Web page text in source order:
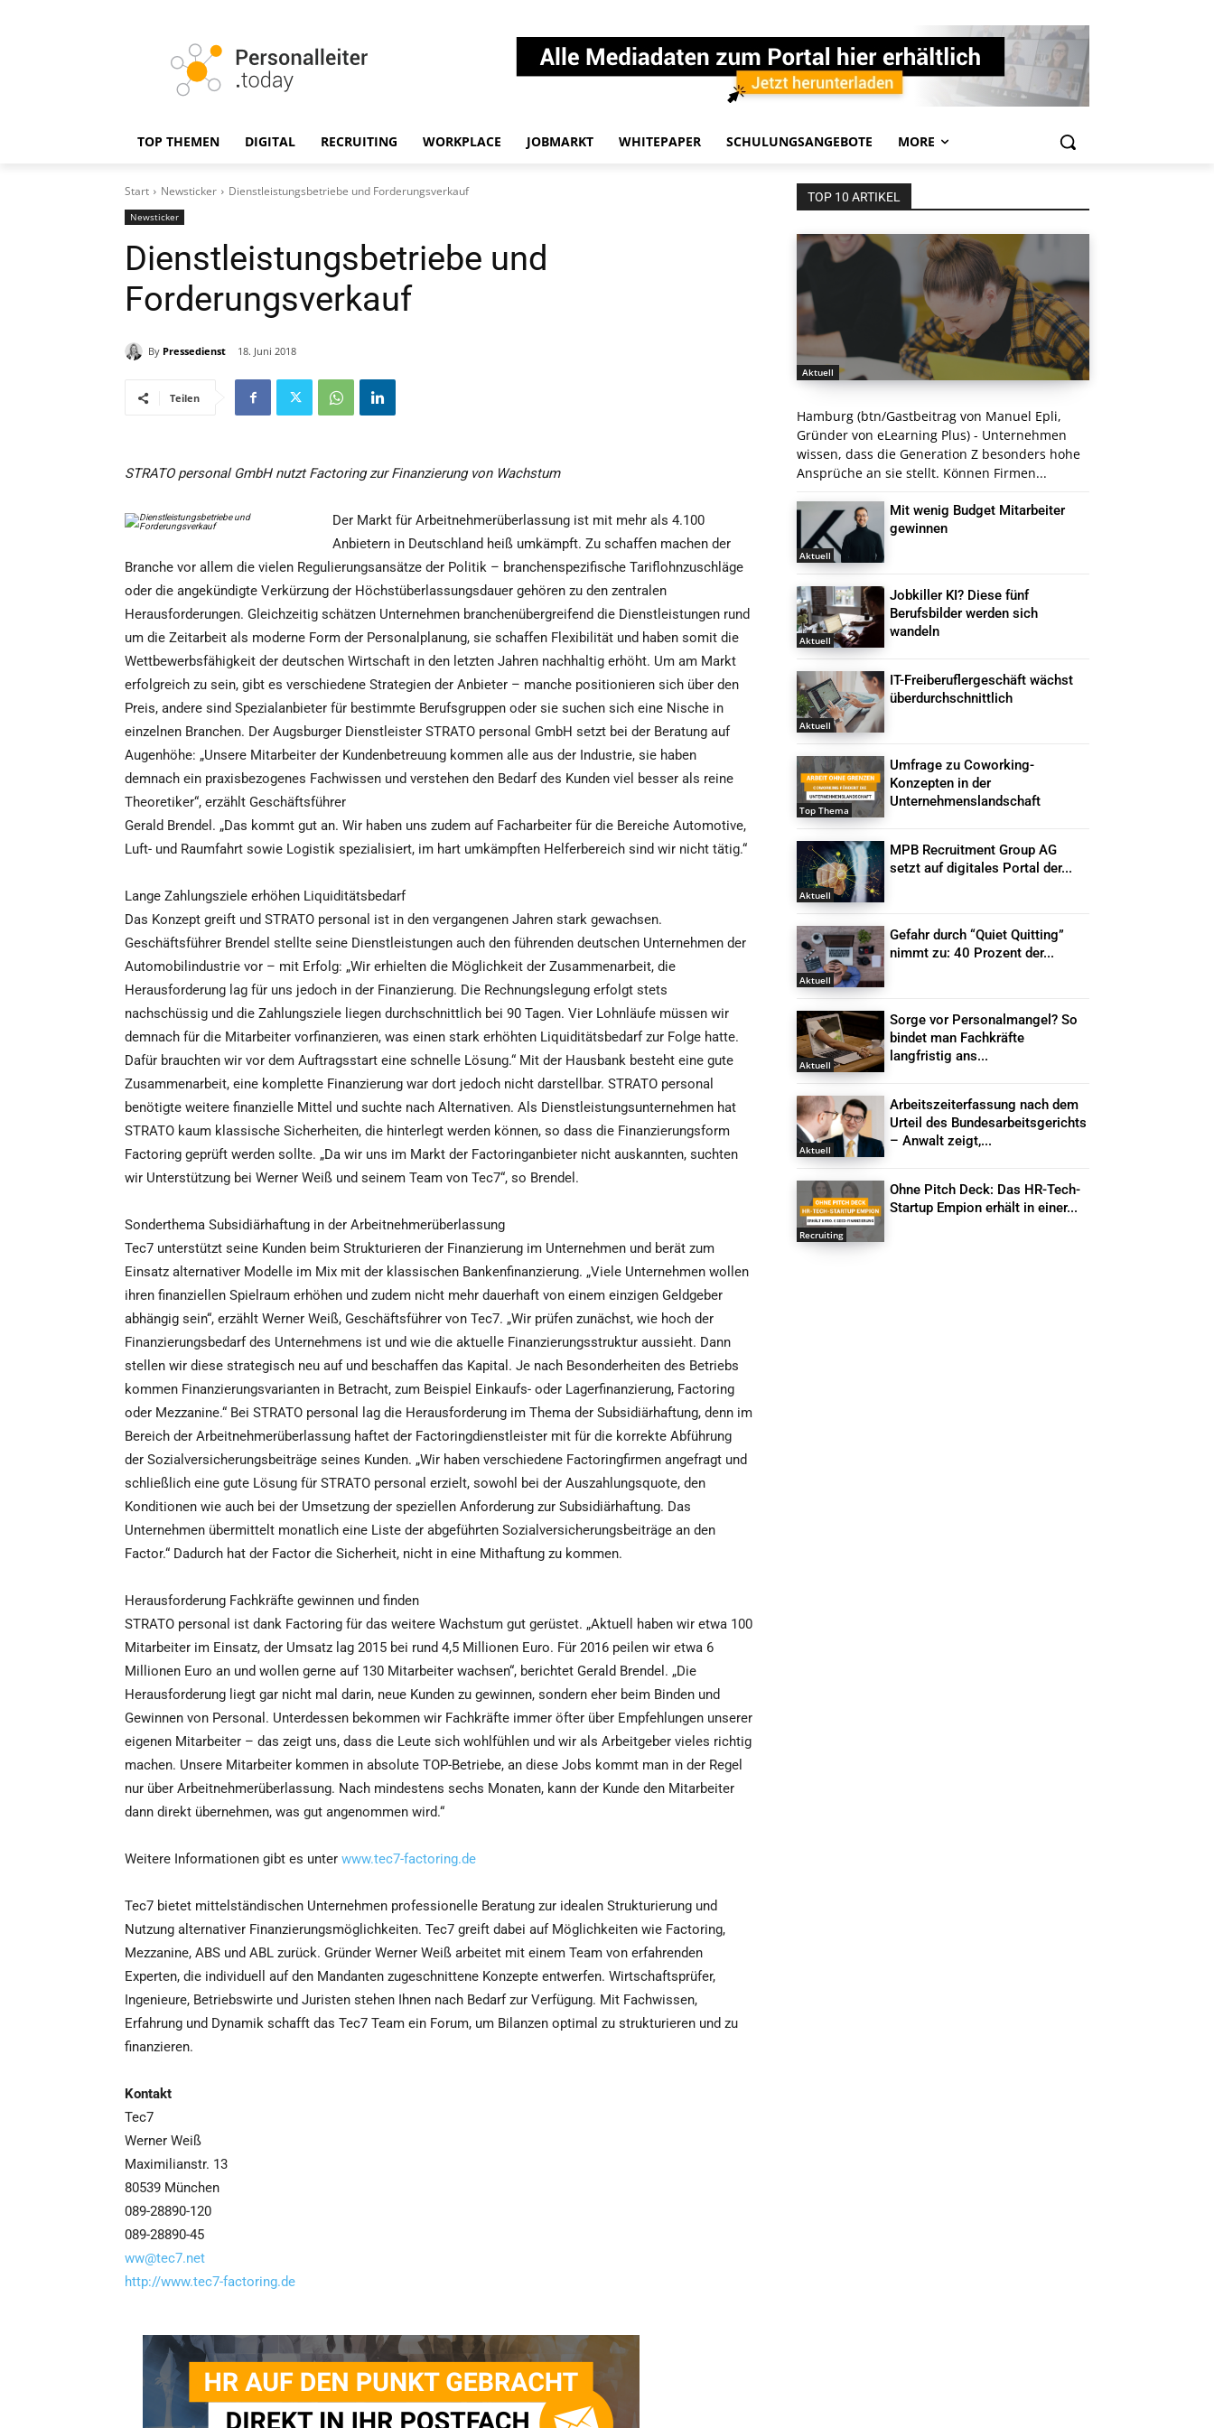
TOP THEMEN DIGITAL RECRUITING WORKPLACE JOBMARKT WHITEPAPER SCHULUNGSANGEBOTE MORE
Start Newsticker Dienstleistungsbetriebe und Forderungsverkauf
Newsticker
Dienstleistungsbetriebe und
Forderungsverkauf
By Pressedienst 18. Juni 2018
Teilen
STRATO personal GmbH nutzt Factoring zur Finanzierung von Wachstum
Der Markt für Arbeitnehmerüberlassung ist mit mehr als 4.100
Anbietern in Deutschland heiß umkämpft. Zu schaffen machen der
Branche vor allem die vielen Regulierungsansätze der Politik – branchenspezifische Tariflohnzuschläge
oder die angekündigte Verkürzung der Höchstüberlassungsdauer gehören zu den zentralen
Herausforderungen. Gleichzeitig schätzen Unternehmen branchenübergreifend die Dienstleistungen rund
um die Zeitarbeit als moderne Form der Personalplanung, sie schaffen Flexibilität und haben somit die
Wettbewerbsfähigkeit der deutschen Wirtschaft in den letzten Jahren nachhaltig erhöht. Um am Markt
erfolgreich zu sein, gibt es verschiedene Strategien der Anbieter – manche positionieren sich über den
Preis, andere sind Spezialanbieter für bestimmte Berufsgruppen oder sie suchen sich eine Nische in
einzelnen Branchen. Der Augsburger Dienstleister STRATO personal GmbH setzt bei der Beratung auf
Augenhöhe: „Unsere Mitarbeiter der Kundenbetreuung kommen alle aus der Industrie, sie haben
demnach ein praxisbezogenes Fachwissen und verstehen den Bedarf des Kunden viel besser als reine
Theoretiker“, erzählt Geschäftsführer
Gerald Brendel. „Das kommt gut an. Wir haben uns zudem auf Facharbeiter für die Bereiche Automotive,
Luft- und Raumfahrt sowie Logistik spezialisiert, im hart umkämpften Helferbereich sind wir nicht tätig.“
Lange Zahlungsziele erhöhen Liquiditätsbedarf
Das Konzept greift und STRATO personal ist in den vergangenen Jahren stark gewachsen.
Geschäftsführer Brendel stellte seine Dienstleistungen auch den führenden deutschen Unternehmen der
Automobilindustrie vor – mit Erfolg: „Wir erhielten die Möglichkeit der Zusammenarbeit, die
Herausforderung lag für uns jedoch in der Finanzierung. Die Rechnungslegung erfolgt stets
nachschüssig und die Zahlungsziele liegen durchschnittlich bei 90 Tagen. Vier Lohnläufe müssen wir
demnach für die Mitarbeiter vorfinanzieren, was einen stark erhöhten Liquiditätsbedarf zur Folge hatte.
Dafür brauchten wir vor dem Auftragsstart eine schnelle Lösung.“ Mit der Hausbank besteht eine gute
Zusammenarbeit, eine komplette Finanzierung war dort jedoch nicht darstellbar. STRATO personal
benötigte weitere finanzielle Mittel und suchte nach Alternativen. Als Dienstleistungsunternehmen hat
STRATO kaum klassische Sicherheiten, die hinterlegt werden können, so dass die Finanzierungsform
Factoring geprüft werden sollte. „Da wir uns im Markt der Factoringanbieter nicht auskannten, suchten
wir Unterstützung bei Werner Weiß und seinem Team von Tec7“, so Brendel.
Sonderthema Subsidiärhaftung in der Arbeitnehmerüberlassung
Tec7 unterstützt seine Kunden beim Strukturieren der Finanzierung im Unternehmen und berät zum
Einsatz alternativer Modelle im Mix mit der klassischen Bankenfinanzierung. „Viele Unternehmen wollen
ihren finanziellen Spielraum erhöhen und zudem nicht mehr dauerhaft von einem einzigen Geldgeber
abhängig sein“, erzählt Werner Weiß, Geschäftsführer von Tec7. „Wir prüfen zunächst, wie hoch der
Finanzierungsbedarf des Unternehmens ist und wie die aktuelle Finanzierungsstruktur aussieht. Dann
stellen wir diese strategisch neu auf und beschaffen das Kapital. Je nach Besonderheiten des Betriebs
kommen Finanzierungsvarianten in Betracht, zum Beispiel Einkaufs- oder Lagerfinanzierung, Factoring
oder Mezzanine.“ Bei STRATO personal lag die Herausforderung im Thema der Subsidiärhaftung, denn im
Bereich der Arbeitnehmerüberlassung haftet der Factoringdienstleister mit für die korrekte Abführung
der Sozialversicherungsbeiträge seines Kunden. „Wir haben verschiedene Factoringfirmen angefragt und
schließlich eine gute Lösung für STRATO personal erzielt, sowohl bei der Auszahlungsquote, den
Konditionen wie auch bei der Umsetzung der speziellen Anforderung zur Subsidiärhaftung. Das
Unternehmen übermittelt monatlich eine Liste der abgeführten Sozialversicherungsbeiträge an den
Factor.“ Dadurch hat der Factor die Sicherheit, nicht in eine Mithaftung zu kommen.
Herausforderung Fachkräfte gewinnen und finden
STRATO personal ist dank Factoring für das weitere Wachstum gut gerüstet. „Aktuell haben wir etwa 100
Mitarbeiter im Einsatz, der Umsatz lag 2015 bei rund 4,5 Millionen Euro. Für 2016 peilen wir etwa 6
Millionen Euro an und wollen gerne auf 130 Mitarbeiter wachsen“, berichtet Gerald Brendel. „Die
Herausforderung liegt gar nicht mal darin, neue Kunden zu gewinnen, sondern eher beim Binden und
Gewinnen von Personal. Unterdessen bekommen wir Fachkräfte immer öfter über Empfehlungen unserer
eigenen Mitarbeiter – das zeigt uns, dass die Leute sich wohlfühlen und wir als Arbeitgeber vieles richtig
machen. Unsere Mitarbeiter kommen in absolute TOP-Betriebe, an diese Jobs kommt man in der Regel
nur über Arbeitnehmerüberlassung. Nach mindestens sechs Monaten, kann der Kunde den Mitarbeiter
dann direkt übernehmen, was gut angenommen wird.“
Weitere Informationen gibt es unter www.tec7-factoring.de
Tec7 bietet mittelständischen Unternehmen professionelle Beratung zur idealen Strukturierung und
Nutzung alternativer Finanzierungsmöglichkeiten. Tec7 greift dabei auf Möglichkeiten wie Factoring,
Mezzanine, ABS und ABL zurück. Gründer Werner Weiß arbeitet mit einem Team von erfahrenden
Experten, die individuell auf den Mandanten zugeschnittene Konzepte entwerfen. Wirtschaftsprüfer,
Ingenieure, Betriebswirte und Juristen stehen Ihnen nach Bedarf zur Verfügung. Mit Fachwissen,
Erfahrung und Dynamik schafft das Tec7 Team ein Forum, um Bilanzen optimal zu strukturieren und zu
finanzieren.
Kontakt
Tec7
Werner Weiß
Maximilianstr. 13
80539 München
089-28890-120
089-28890-45
ww@tec7.net
http://www.tec7-factoring.de
TOP 10 ARTIKEL
Aktuell
Hamburg (btn/Gastbeitrag von Manuel Epli,
Gründer von eLearning Plus) - Unternehmen
wissen, dass die Generation Z besonders hohe
Ansprüche an sie stellt. Können Firmen...
Aktuell
Mit wenig Budget Mitarbeiter
gewinnen
Aktuell
Jobkiller KI? Diese fünf
Berufsbilder werden sich
wandeln
Aktuell
IT-Freiberuflergeschäft wächst
überdurchschnittlich
Top Thema
Umfrage zu Coworking-
Konzepten in der
Unternehmenslandschaft
Aktuell
MPB Recruitment Group AG
setzt auf digitales Portal der...
Aktuell
Gefahr durch “Quiet Quitting”
nimmt zu: 40 Prozent der...
Aktuell
Sorge vor Personalmangel? So
bindet man Fachkräfte
langfristig ans...
Aktuell
Arbeitszeiterfassung nach dem
Urteil des Bundesarbeitsgerichts
– Anwalt zeigt,...
Recruiting
Ohne Pitch Deck: Das HR-Tech-
Startup Empion erhält in einer...